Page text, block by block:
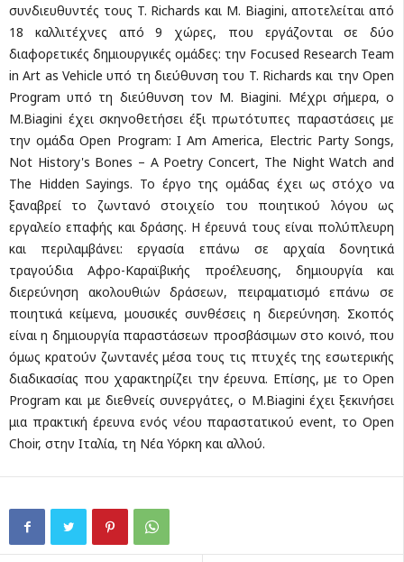
συνδιευθυντές τους T. Richards και Μ. Biagini, αποτελείται από
18 καλλιτέχνες από 9 χώρες, που εργάζονται σε δύο
διαφορετικές δημιουργικές ομάδες: την Focused Research Team
in Art as Vehicle υπό τη διεύθυνση του T. Richards και την Open
Program υπό τη διεύθυνση τον M. Biagini. Μέχρι σήμερα, ο
M.Biagini έχει σκηνοθετήσει έξι πρωτότυπες παραστάσεις με
την ομάδα Open Program: I Am America, Electric Party Songs,
Not History's Bones – A Poetry Concert, The Night Watch and
The Hidden Sayings. Το έργο της ομάδας έχει ως στόχο να
ξαναβρεί το ζωντανό στοιχείο του ποιητικού λόγου ως
εργαλείο επαφής και δράσης. Η έρευνά τους είναι πολύπλευρη
και περιλαμβάνει: εργασία επάνω σε αρχαία δονητικά
τραγούδια Αφρο-Καραϊβικής προέλευσης, δημιουργία και
διερεύνηση ακολουθιών δράσεων, πειραματισμό επάνω σε
ποιητικά κείμενα, μουσικές συνθέσεις η διερεύνηση. Σκοπός
είναι η δημιουργία παραστάσεων προσβάσιμων στο κοινό, που
όμως κρατούν ζωντανές μέσα τους τις πτυχές της εσωτερικής
διαδικασίας που χαρακτηρίζει την έρευνα. Επίσης, με το Open
Program και με διεθνείς συνεργάτες, ο Μ.Biagini έχει ξεκινήσει
μια πρακτική έρευνα ενός νέου παραστατικού event, το Open
Choir, στην Ιταλία, τη Νέα Υόρκη και αλλού.